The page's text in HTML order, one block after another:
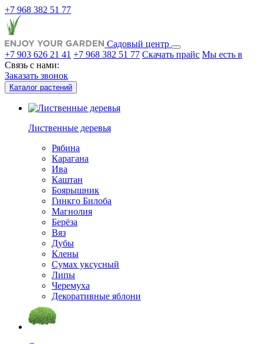
+7 968 382 51 77
Садовый центр
+7 903 626 21 41 +7 968 382 51 77 Скачать прайс Мы есть в
Связь с нами:
Заказать звонок
Каталог растений
Лиственные деревья
Рябина
Карагана
Ива
Каштан
Боярышник
Гинкго Билоба
Магнолия
Берёза
Вяз
Дубы
Клены
Сумах уксусный
Липы
Черемуха
Декоративные яблони